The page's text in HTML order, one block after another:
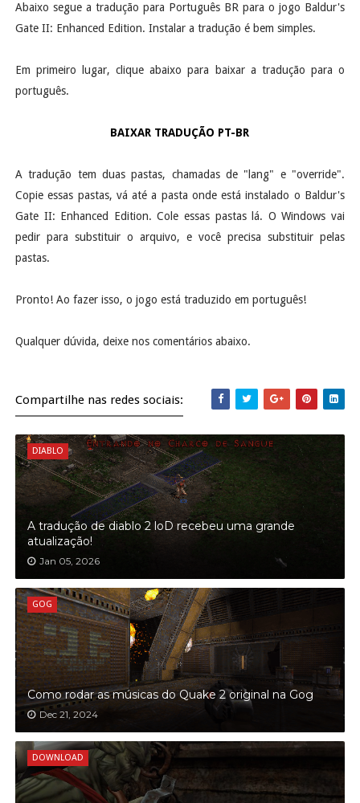
Abaixo segue a tradução para Português BR para o jogo Baldur's
Gate II: Enhanced Edition. Instalar a tradução é bem simples.
Em primeiro lugar, clique abaixo para baixar a tradução para o
português.
BAIXAR TRADUÇÃO PT-BR
A tradução tem duas pastas, chamadas de "lang" e "override".
Copie essas pastas, vá até a pasta onde está instalado o Baldur's
Gate II: Enhanced Edition. Cole essas pastas lá. O Windows vai
pedir para substituir o arquivo, e você precisa substituir pelas
pastas.
Pronto! Ao fazer isso, o jogo está traduzido em português!
Qualquer dúvida, deixe nos comentários abaixo.
Compartilhe nas redes sociais:
DIABLO
A tradução de diablo 2 loD recebeu uma grande
atualização!
Jan 05, 2026
GOG
Como rodar as músicas do Quake 2 original na Gog
Dec 21, 2024
DOWNLOAD